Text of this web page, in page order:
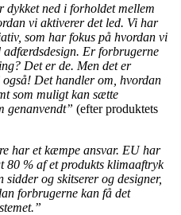
dykket ned i forholdet mellem
vi aktiverer det led. Vi har
som har fokus på hvordan vi
Er forbrugerne
Det er de. Men det er
Det handler om, hvordan
som muligt kan sætte
genanvendt” (efter produktets
har et kæmpe ansvar. EU har
80 % af et produkts klimaaftryk
og skitserer og designer,
forbrugerne kan få det